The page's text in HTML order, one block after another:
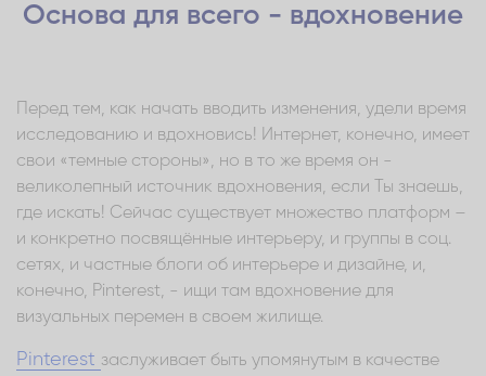
Основа для всего - вдохновение
Перед тем, как начать вводить изменения, удели время
исследованию и вдохновись! Интернет, конечно, имеет
свои «темные стороны», но в то же время он -
великолепный источник вдохновения, если Ты знаешь,
где искать! Сейчас существует множество платформ –
и конкретно посвящённые интерьеру, и группы в соц.
сетях, и частные блоги об интерьере и дизайне, и,
конечно, Pinterest, - ищи там вдохновение для
визуальных перемен в своем жилище.
Pinterest заслуживает быть упомянутым в качестве